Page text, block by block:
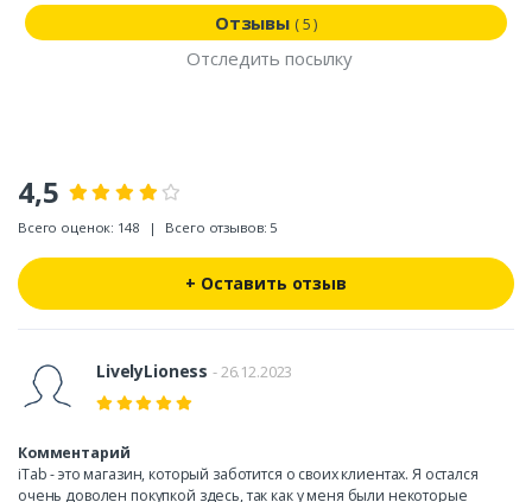
Отзывы ( 5 )
Отследить посылку
4,5
Всего оценок: 148 | Всего отзывов: 5
+ Оставить отзыв
LivelyLioness - 26.12.2023
Комментарий
iTab - это магазин, который заботится о своих клиентах. Я остался
очень доволен покупкой здесь, так как у меня были некоторые